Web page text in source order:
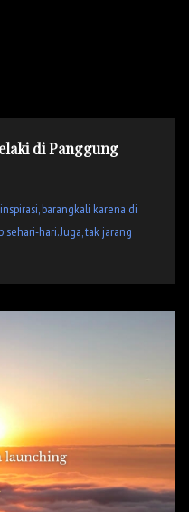
di Panggung
barangkali karena di
hari. Juga, tak jarang